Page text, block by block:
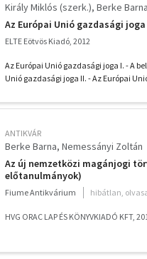
Király Miklós (szerk.) Berke Barna
Az Európai Unió gazdasági
ELTE Eötvös Kiadó, 2012
Az Európai Unió gazdasági joga I. - A
Unió gazdasági joga II. - Az Európai
ANTIKVÁR
Berke Barna Nemessányi Zoltán
Az új nemzetközi magánjogi
előtanulmányok)
Fiume Antikvárium hibátlan,
HVG ORAC LAP ÉS KÖNYVKIADÓ KFT,